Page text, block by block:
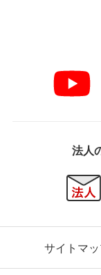
法人
サイトマ